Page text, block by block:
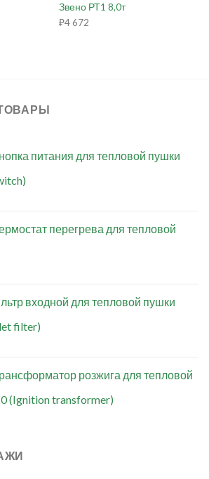
Звено РТ1 8,0т
₽4 672
питания для тепловой пушки
перегрева для тепловой
входной для тепловой пушки
filter)
розжига для тепловой
(Ignition transformer)